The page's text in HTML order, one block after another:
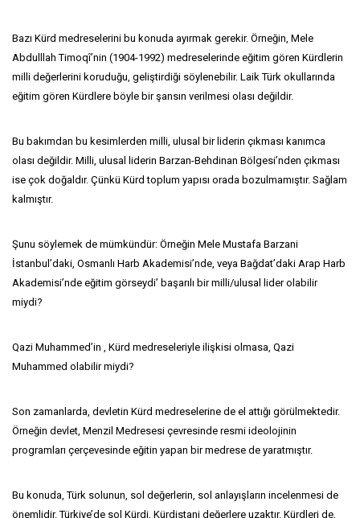
Bazı Kürd medreselerini bu konuda ayırmak gerekir. Örneğin, Mele
Abdulllah Timoqî’nin (1904-1992) medreselerinde eğitim gören Kürdlerin
milli değerlerini koruduğu, geliştirdiği söylenebilir. Laik Türk okullarında
eğitim gören Kürdlere böyle bir şansın verilmesi olası değildir.
Bu bakımdan bu kesimlerden milli, ulusal bir liderin çıkması kanımca
olası değildir. Milli, ulusal liderin Barzan-Behdinan Bölgesi’nden çıkması
ise çok doğaldır. Çünkü Kürd toplum yapısı orada bozulmamıştır. Sağlam
kalmıştır.
Şunu söylemek de mümkündür: Örneğin Mele Mustafa Barzani
İstanbul’daki, Osmanlı Harb Akademisi’nde, veya Bağdat’daki Arap Harb
Akademisi’nde eğitim görseydi’ başarılı bir milli/ulusal lider olabilir
miydi?
Qazi Muhammed’in , Kürd medreseleriyle ilişkisi olmasa, Qazi
Muhammed olabilir miydi?
Son zamanlarda, devletin Kürd medreselerine de el attığı görülmektedir.
Örneğin devlet, Menzil Medresesi çevresinde resmi ideolojinin
programları çerçevesinde eğitin yapan bir medrese de yaratmıştır.
Bu konuda, Türk solunun, sol değerlerin, sol anlayışların incelenmesi de
önemlidir. Türkiye’de sol Kürdi, Kürdistani değerlere uzaktır. Kürdleri de,